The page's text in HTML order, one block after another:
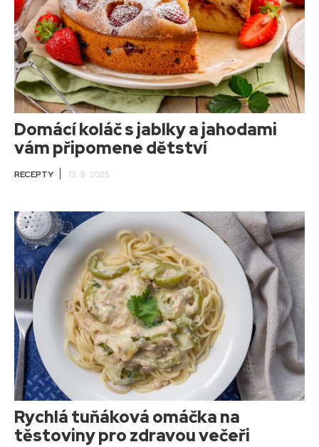
Domácí koláč s jablky a jahodami
vám připomene dětství
RECEPTY 13. 5. 2025
Rychlá tuňáková omáčka na
těstoviny pro zdravou večeři